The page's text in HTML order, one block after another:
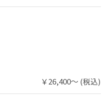
￥26,400～ (税込)